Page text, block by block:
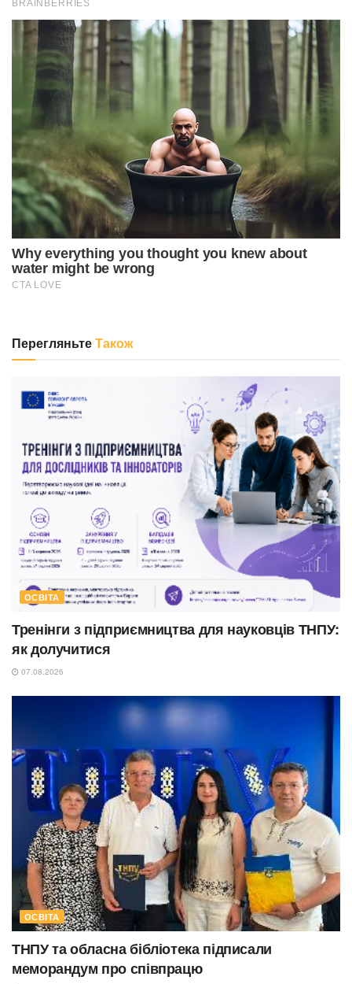
ПерегляньтеТакож
ОСВІТА
Тренінги з підприємництва для науковців ТНПУ:
як долучитися
07.08.2026
ОСВІТА
ТНПУ та обласна бібліотека підписали
меморандум про співпрацю